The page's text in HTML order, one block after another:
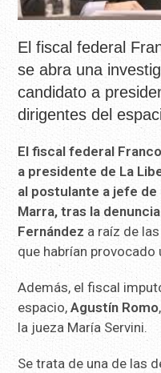
El fiscal federal
se abra una
candidato a
dirigentes del
El fiscal federal
a presidente de La
al postulante a jefe
Marra, tras la
Fernández a raíz de
que habrían provocado
Además, el fiscal
espacio,Agustín Romo
la jueza María Servini.
Se trata de una de las